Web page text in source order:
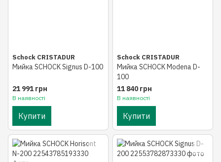
Schock CRISTADUR
Мийка SCHOCK Signus D-100
21 991 грн
В наявності
Купити
Schock CRISTADUR
Мийка SCHOCK Modena D-
100
11 840 грн
В наявності
Купити